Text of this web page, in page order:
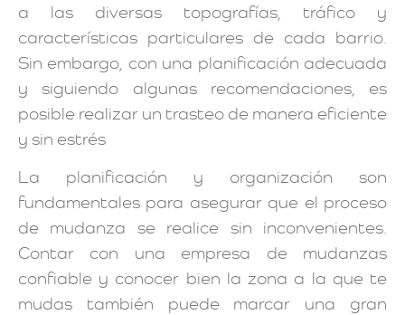
a las diversas topografías, tráfico y
características particulares de cada barrio.
Sin embargo, con una planificación adecuada
y siguiendo algunas recomendaciones, es
posible realizar un trasteo de manera eficiente
y sin estrés
La planificación y organización son
fundamentales para asegurar que el proceso
de mudanza se realice sin inconvenientes.
Contar con una empresa de mudanzas
confiable y conocer bien la zona a la que te
mudas también puede marcar una gran